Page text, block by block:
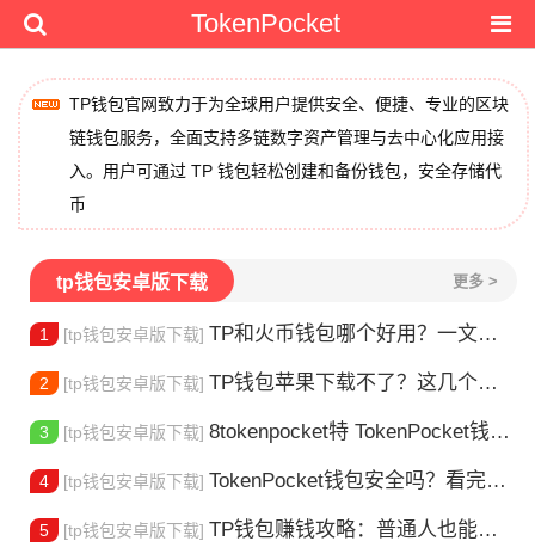
TokenPocket
TP钱包官网致力于为全球用户提供安全、便捷、专业的区块
链钱包服务，全面支持多链数字资产管理与去中心化应用接
入。用户可通过 TP 钱包轻松创建和备份钱包，安全存储代
币
tp钱包安卓版下载 更多 >
1 [tp钱包安卓版下载] TP和火币钱包哪个好用？一文帮你选对加密钱包
2 [tp钱包安卓版下载] TP钱包苹果下载不了？这几个原因你得知道
3 [tp钱包安卓版下载] 8tokenpocket特 TokenPocket钱包特色功能详解，新手老手都该知道
4 [tp钱包安卓版下载] TokenPocket钱包安全吗？看完这篇你就懂了
5 [tp钱包安卓版下载] TP钱包赚钱攻略：普通人也能做的几种方式